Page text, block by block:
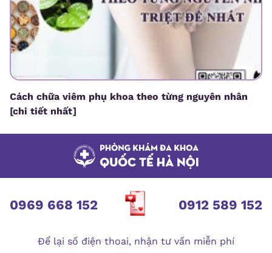
Cách chữa viêm phụ khoa theo từng nguyên nhân
[chi tiết nhất]
0969 668 152 0912 589 152
Để lại số điện thoai, nhận tư vấn miễn phí